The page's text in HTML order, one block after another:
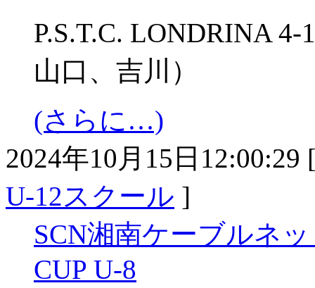
P.S.T.C. LONDRINA
山口、吉川）
(さらに…)
2024年10月15日12:00:29
U-12スクール ]
SCN湘南ケーブルネ
CUP U-8